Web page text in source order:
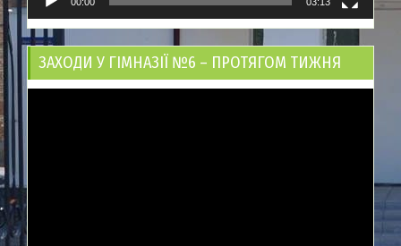
ЗАХОДИ У ГІМНАЗІЇ №6 – ПРОТЯГОМ ТИЖНЯ